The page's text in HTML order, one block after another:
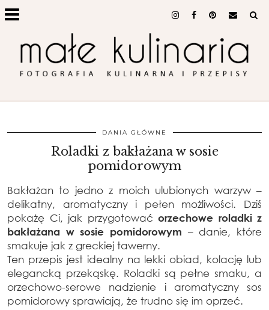
DANIA GŁÓWNE
Roladki z bakłażana w sosie
pomidorowym
Bakłażan to jedno z moich ulubionych warzyw –
delikatny, aromatyczny i pełen możliwości. Dziś
pokażę Ci, jak przygotować orzechowe roladki z
bakłażana w sosie pomidorowym – danie, które
smakuje jak z greckiej tawerny.
Ten przepis jest idealny na lekki obiad, kolację lub
elegancką przekąskę. Roladki są pełne smaku, a
orzechowo-serowe nadzienie i aromatyczny sos
pomidorowy sprawiają, że trudno się im oprzeć.